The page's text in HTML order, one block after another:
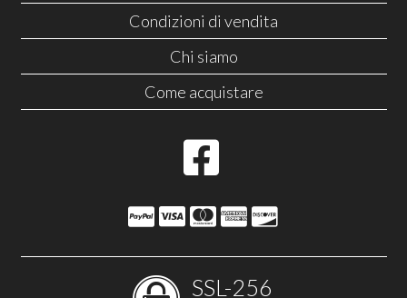
Condizioni di vendita
Chi siamo
Come acquistare
SSL-256